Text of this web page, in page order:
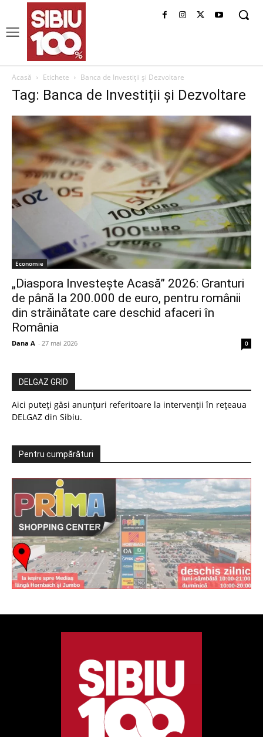
Acasă Etichete Banca de Investiții și Dezvoltare
Tag: Banca de Investiții și Dezvoltare
Economie
„Diaspora Investește Acasă” 2026: Granturi
de până la 200.000 de euro, pentru românii
din străinătate care deschid afaceri în
România
Dana A - 27 mai 2026 0
DELGAZ GRID
Aici puteți găsi anunțuri referitoare la intervenții în rețeaua
DELGAZ din Sibiu.
Pentru cumpărături